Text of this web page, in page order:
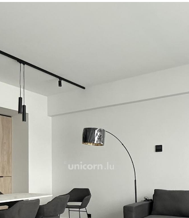
Das Projekt Phoenix
In der Nähe aller
Füßen des Gebäudes,
sich die Wohnungen
öffentlichen
vom Hauptbahnhof
Für weitere
Agentur unter +352 26 54